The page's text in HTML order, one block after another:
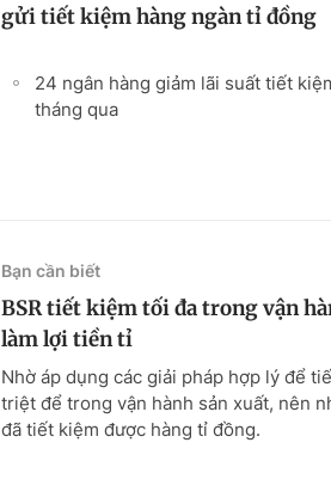
gửi tiết kiệm hàng ngàn tỉ đồng
24 ngân hàng giảm lãi suất tiết
tháng qua
Bạn cần biết
BSR tiết kiệm tối đa trong vận
làm lợi tiền tỉ
Nhờ áp dụng các giải pháp hợp lý để
triệt để trong vận hành sản xuất, nên
đã tiết kiệm được hàng tỉ đồng.